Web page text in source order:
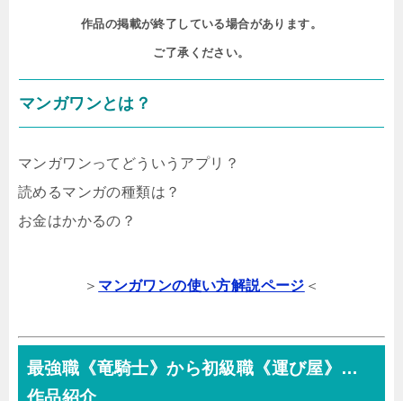
作品の掲載が終了している場合があります。
ご了承ください。
マンガワンとは？
マンガワンってどういうアプリ？
読めるマンガの種類は？
お金はかかるの？
＞ マンガワンの使い方解説ページ ＜
最強職《竜騎士》から初級職《運び屋》…
作品紹介